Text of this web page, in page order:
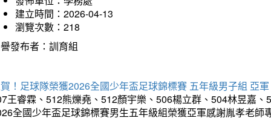
建立時間：2026-04-13
瀏覽次數：218
發布者：訓育組
！足球隊榮獲2026全國少年盃足球錦標賽 五年級男子組 亞軍
王睿霖、512熊爍堯、512顏宇樂、506楊立群、504林昱嘉
全國少年盃足球錦標賽男生五年級組榮獲亞軍感謝胤孝老師